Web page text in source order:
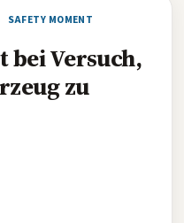
SAFETY MOMENT
Versuch,
zu